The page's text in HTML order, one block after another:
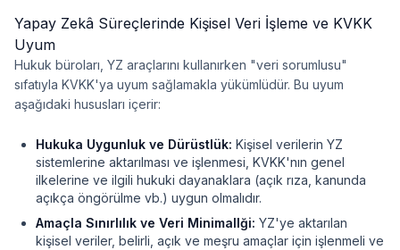
Yapay Zekâ Süreçlerinde Kişisel Veri İşleme ve KVKK
Uyum
Hukuk büroları, YZ araçlarını kullanırken "veri sorumlusu"
sıfatıyla KVKK'ya uyum sağlamakla yükümlüdür. Bu uyum
aşağıdaki hususları içerir:
Hukuka Uygunluk ve Dürüstlük: Kişisel verilerin YZ
sistemlerine aktarılması ve işlenmesi, KVKK'nın genel
ilkelerine ve ilgili hukuki dayanaklara (açık rıza, kanunda
açıkça öngörülme vb.) uygun olmalıdır.
Amaçla Sınırlılık ve Veri Minimallği: YZ'ye aktarılan
kişisel veriler, belirli, açık ve meşru amaçlar için işlenmeli ve